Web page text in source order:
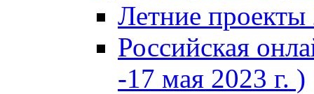
Летние проекты
Российская
-17 мая 2023 г. )